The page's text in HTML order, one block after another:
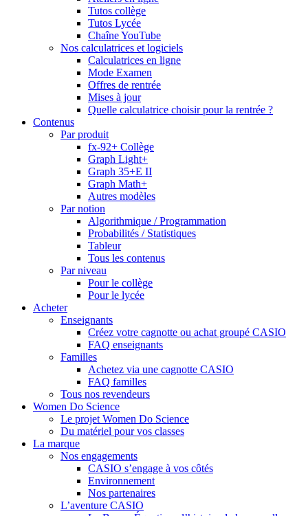
Tutos collège
Tutos Lycée
Chaîne YouTube
Nos calculatrices et logiciels
Calculatrices en ligne
Mode Examen
Offres de rentrée
Mises à jour
Quelle calculatrice choisir pour la rentrée ?
Contenus
Par produit
fx-92+ Collège
Graph Light+
Graph 35+E II
Graph Math+
Autres modèles
Par notion
Algorithmique / Programmation
Probabilités / Statistiques
Tableur
Tous les contenus
Par niveau
Pour le collège
Pour le lycée
Acheter
Enseignants
Créez votre cagnotte ou achat groupé CASIO
FAQ enseignants
Familles
Achetez via une cagnotte CASIO
FAQ familles
Tous nos revendeurs
Women Do Science
Le projet Women Do Science
Du matériel pour vos classes
La marque
Nos engagements
CASIO s’engage à vos côtés
Environnement
Nos partenaires
L’aventure CASIO